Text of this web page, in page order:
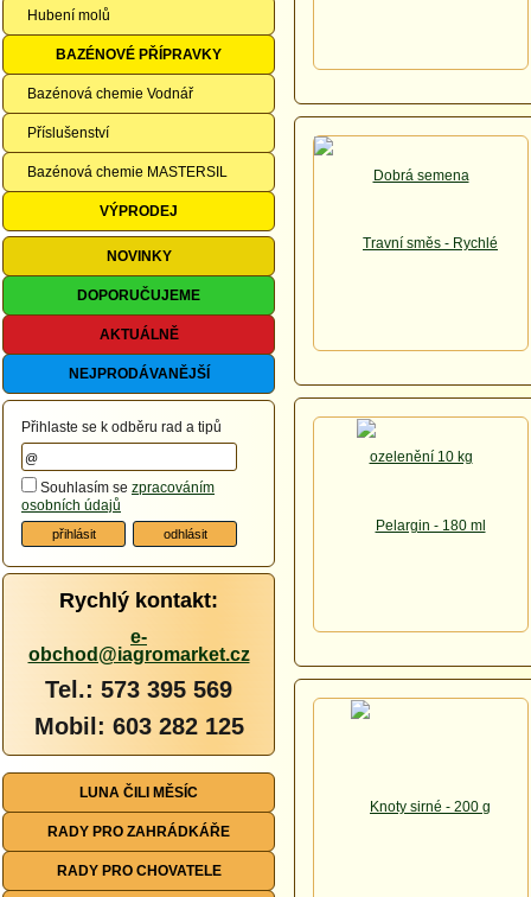
Hubení molů
BAZÉNOVÉ PŘÍPRAVKY
Bazénová chemie Vodnář
Příslušenství
Bazénová chemie MASTERSIL
VÝPRODEJ
NOVINKY
DOPORUČUJEME
AKTUÁLNĚ
NEJPRODÁVANĚJŠÍ
Přihlaste se k odběru rad a tipů
Souhlasím se zpracováním
osobních údajů
Rychlý kontakt:
e-
obchod@iagromarket.cz
Tel.: 573 395 569
Mobil: 603 282 125
LUNA ČILI MĚSÍC
RADY PRO ZAHRÁDKÁŘE
RADY PRO CHOVATELE